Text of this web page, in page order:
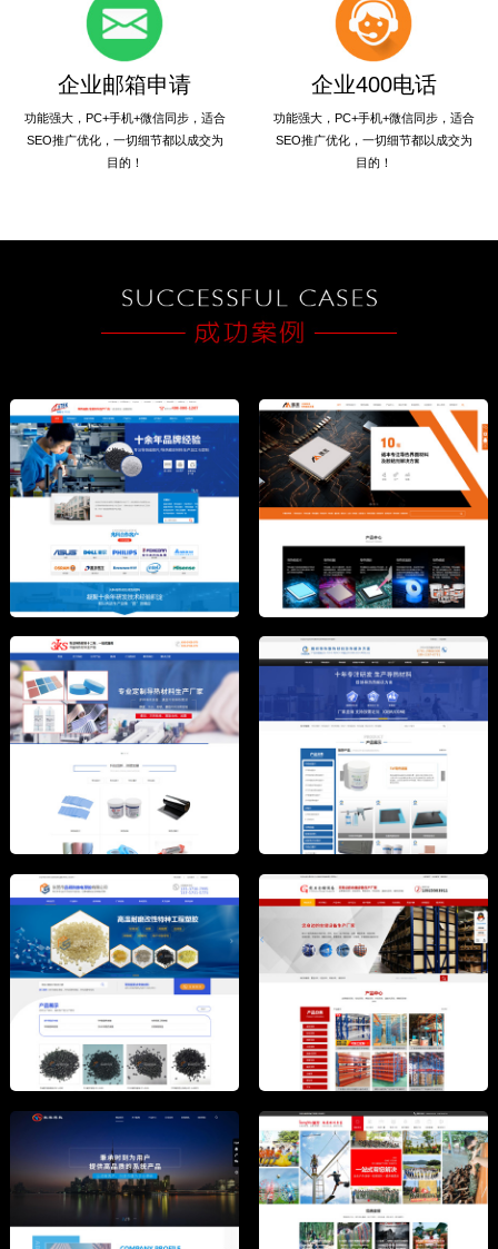
企业邮箱申请
功能强大，PC+手机+微信同步，适合
SEO推广优化，一切细节都以成交为
目的！
企业400电话
功能强大，PC+手机+微信同步，适合
SEO推广优化，一切细节都以成交为
目的！